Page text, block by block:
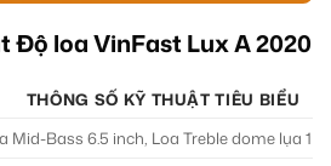
Độ loa VinFast Lux A 2020
THÔNG SỐ KỸ THUẬT TIÊU BIỂU
Mid-Bass 6.5 inch, Loa Treble dome lụa 1